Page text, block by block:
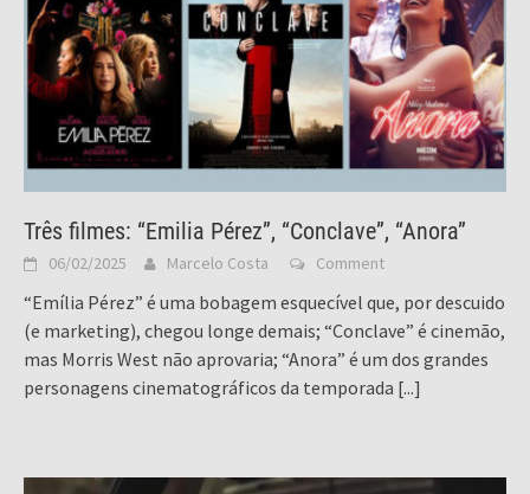
Três filmes: “Emilia Pérez”, “Conclave”, “Anora”
06/02/2025 Marcelo Costa Comment
“Emília Pérez” é uma bobagem esquecível que, por descuido
(e marketing), chegou longe demais; “Conclave” é cinemão,
mas Morris West não aprovaria; “Anora” é um dos grandes
personagens cinematográficos da temporada [...]